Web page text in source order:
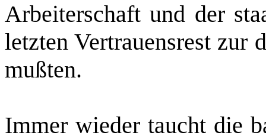
Arbeiterschaft und der
letzten Vertrauensrest zur
mußten.
Immer wieder taucht die